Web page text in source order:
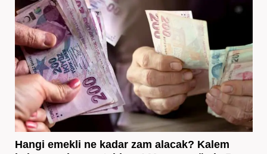
Hangi emekli ne kadar zam alacak? Kalem